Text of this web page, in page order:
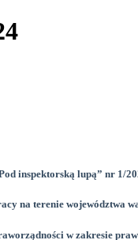
inspektorską lupą” nr 1/
na terenie województwa
w zakresie